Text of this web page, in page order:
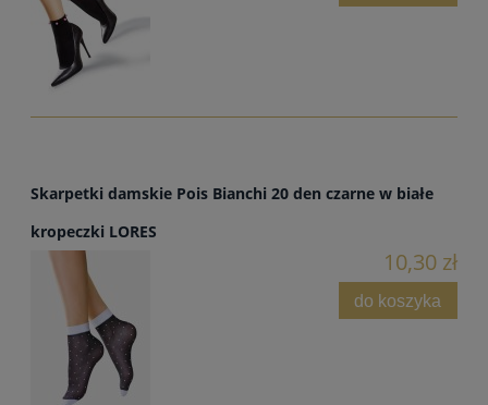
Skarpetki damskie Pois Bianchi 20 den czarne w białe
kropeczki LORES
10,30 zł
do koszyka